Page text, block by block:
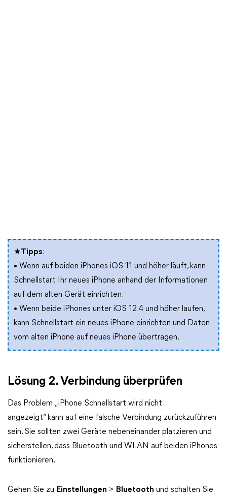
★Tipps:
• Wenn auf beiden iPhones iOS 11 und höher läuft, kann
Schnellstart Ihr neues iPhone anhand der Informationen
auf dem alten Gerät einrichten.
• Wenn beide iPhones unter iOS 12.4 und höher laufen,
kann Schnellstart ein neues iPhone einrichten und Daten
vom alten iPhone auf neues iPhone übertragen.
Lösung 2. Verbindung überprüfen
Das Problem „iPhone Schnellstart wird nicht
angezeigt“ kann auf eine falsche Verbindung zurückzuführen
sein. Sie sollten zwei Geräte nebeneinander platzieren und
sicherstellen, dass Bluetooth und WLAN auf beiden iPhones
funktionieren.
Gehen Sie zu Einstellungen > Bluetooth und schalten Sie